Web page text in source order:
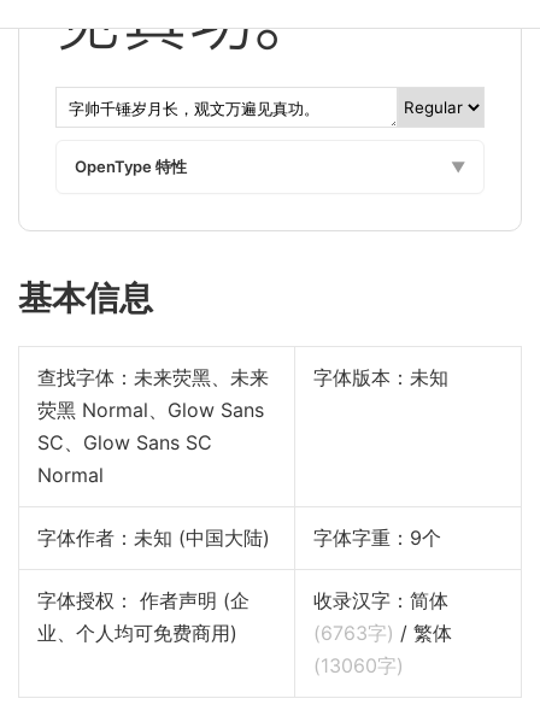
OpenType 特性 ▼
基本信息
查找字体： 未来荧黑、未来
荧黑 Normal、Glow Sans
SC、Glow Sans SC
Normal
字体版本：未知
字体作者：未知 (中国大陆) 字体字重：9个
字体授权： 作者声明 (企
业、个人均可免费商用)
收录汉字：简体
(6763字) / 繁体
(13060字)